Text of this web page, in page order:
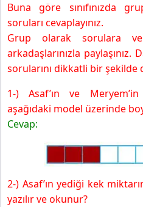
Yayınları
Örnek 6
5. Sınıf Matematik Ders
Yayınları
Etkinlik 7 Uzama
Yayınları
5. Sınıf Matematik Ders
Yayınları
İzleme Testi
Buna göre sınıfınızda
soruları cevaplayınız.
Grup olarak sorulara
arkadaşlarınızla
sorularını dikkatli bir şekilde
1-) Asaf’ın ve
aşağıdaki model üzerinde
Cevap:
2-) Asaf’ın yediği kek
yazılır ve okunur?